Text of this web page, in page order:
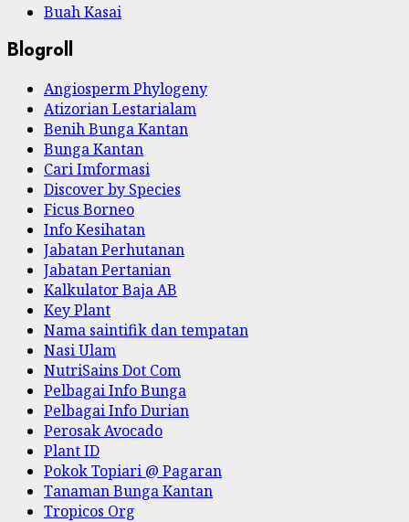
Buah Kasai
Blogroll
Angiosperm Phylogeny
Atizorian Lestarialam
Benih Bunga Kantan
Bunga Kantan
Cari Imformasi
Discover by Species
Ficus Borneo
Info Kesihatan
Jabatan Perhutanan
Jabatan Pertanian
Kalkulator Baja AB
Key Plant
Nama saintifik dan tempatan
Nasi Ulam
NutriSains Dot Com
Pelbagai Info Bunga
Pelbagai Info Durian
Perosak Avocado
Plant ID
Pokok Topiari @ Pagaran
Tanaman Bunga Kantan
Tropicos Org